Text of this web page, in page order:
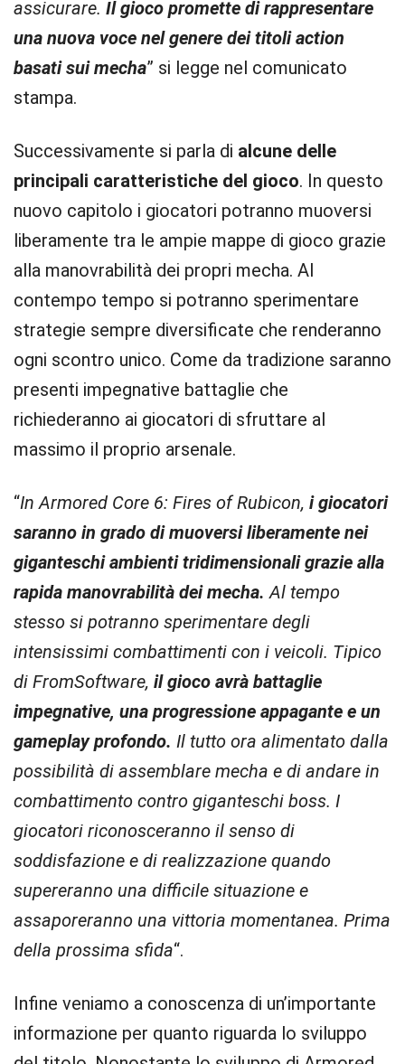
assicurare. Il gioco promette di rappresentare
una nuova voce nel genere dei titoli action
basati sui mecha” si legge nel comunicato
stampa.
Successivamente si parla di alcune delle
principali caratteristiche del gioco. In questo
nuovo capitolo i giocatori potranno muoversi
liberamente tra le ampie mappe di gioco grazie
alla manovrabilità dei propri mecha. Al
contempo tempo si potranno sperimentare
strategie sempre diversificate che renderanno
ogni scontro unico. Come da tradizione saranno
presenti impegnative battaglie che
richiederanno ai giocatori di sfruttare al
massimo il proprio arsenale.
“In Armored Core 6: Fires of Rubicon, i giocatori
saranno in grado di muoversi liberamente nei
giganteschi ambienti tridimensionali grazie alla
rapida manovrabilità dei mecha. Al tempo
stesso si potranno sperimentare degli
intensissimi combattimenti con i veicoli. Tipico
di FromSoftware, il gioco avrà battaglie
impegnative, una progressione appagante e un
gameplay profondo. Il tutto ora alimentato dalla
possibilità di assemblare mecha e di andare in
combattimento contro giganteschi boss. I
giocatori riconosceranno il senso di
soddisfazione e di realizzazione quando
supereranno una difficile situazione e
assaporeranno una vittoria momentanea. Prima
della prossima sfida“.
Infine veniamo a conoscenza di un’importante
informazione per quanto riguarda lo sviluppo